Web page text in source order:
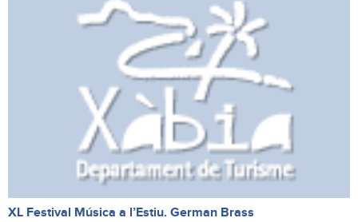
XL Festival Música a l’Estiu. German Brass